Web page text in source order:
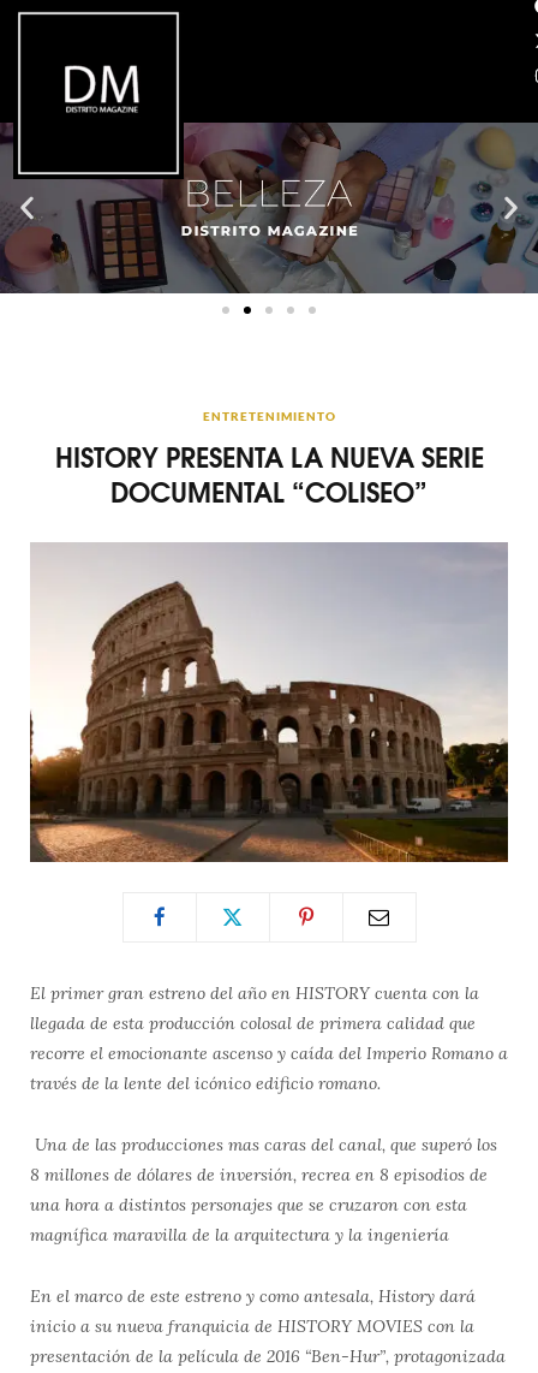
ENTRETENIMIENTO
HISTORY PRESENTA LA NUEVA SERIE
DOCUMENTAL “COLISEO”
El primer gran estreno del año en HISTORY cuenta con la
llegada de esta producción colosal de primera calidad que
recorre el emocionante ascenso y caída del Imperio Romano a
través de la lente del icónico edificio romano.
Una de las producciones mas caras del canal, que superó los
8 millones de dólares de inversión, recrea en 8 episodios de
una hora a distintos personajes que se cruzaron con esta
magnífica maravilla de la arquitectura y la ingeniería
En el marco de este estreno y como antesala, History dará
inicio a su nueva franquicia de HISTORY MOVIES con la
presentación de la película de 2016 “Ben-Hur”, protagonizada